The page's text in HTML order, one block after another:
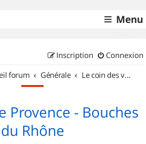
Menu
Connexion
Inscription
forum Générale Le coin des vidéastes
Provence - Bouches
du Rhône